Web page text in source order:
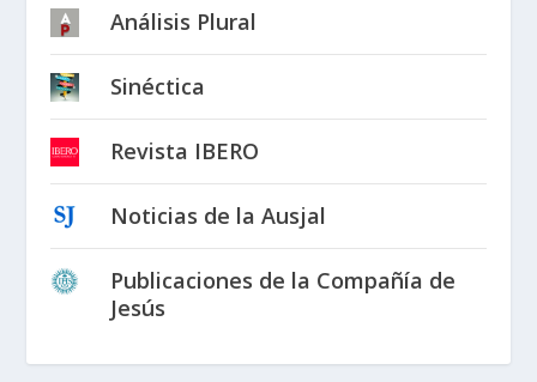
Análisis Plural
Sinéctica
Revista IBERO
Noticias de la Ausjal
Publicaciones de la Compañía de
Jesús